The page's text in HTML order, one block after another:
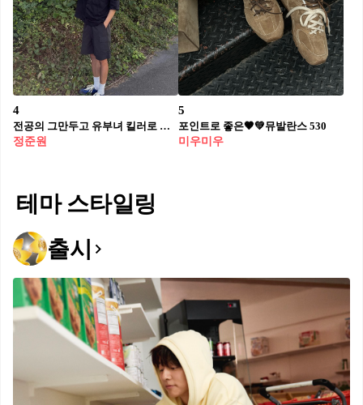
4
전공의 그만두고 유부녀 킬러로 복귀
정준원
5
포인트로 좋은🤎💚뮤발란스 530
미우미우
테마 스타일링
출시